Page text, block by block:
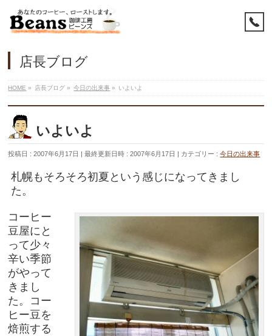
店長ブログ
HOME » 店長ブログ » 今日の出来事 » いよいよ
いよいよ
投稿日 : 2007年6月17日 最終更新日時 : 2007年6月17日 カテゴリー :今日の出来事
札幌もそろそろ初夏という感じになってきまし
た。
コーヒー
豆屋にと
って少々
辛い季節
がやって
きまし
た。コー
ヒー豆を
焙煎する